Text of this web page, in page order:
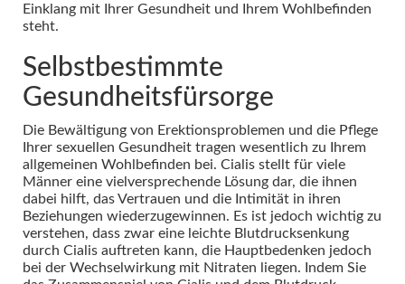
Einklang mit Ihrer Gesundheit und Ihrem Wohlbefinden
steht.
Selbstbestimmte
Gesundheitsfürsorge
Die Bewältigung von Erektionsproblemen und die Pflege
Ihrer sexuellen Gesundheit tragen wesentlich zu Ihrem
allgemeinen Wohlbefinden bei. Cialis stellt für viele
Männer eine vielversprechende Lösung dar, die ihnen
dabei hilft, das Vertrauen und die Intimität in ihren
Beziehungen wiederzugewinnen. Es ist jedoch wichtig zu
verstehen, dass zwar eine leichte Blutdrucksenkung
durch Cialis auftreten kann, die Hauptbedenken jedoch
bei der Wechselwirkung mit Nitraten liegen. Indem Sie